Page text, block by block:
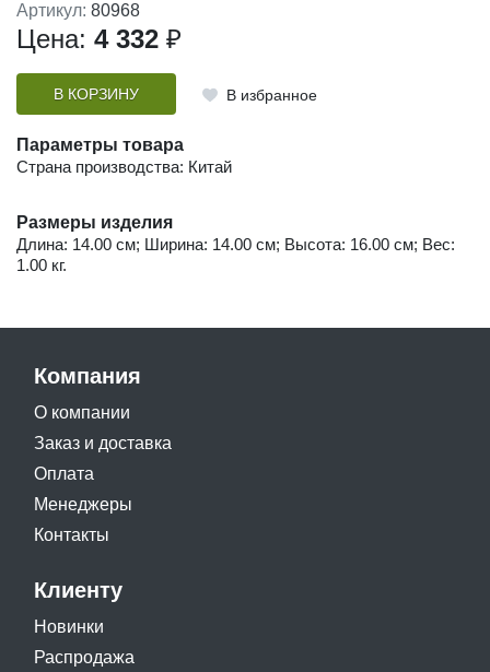
Артикул: 80968
Цена: 4 332 ₽
В КОРЗИНУ В избранное
Параметры товара
Страна производства: Китай
Размеры изделия
Длина: 14.00 см; Ширина: 14.00 см; Высота: 16.00 см; Вес:
1.00 кг.
Компания
О компании
Заказ и доставка
Оплата
Менеджеры
Контакты
Клиенту
Новинки
Распродажа